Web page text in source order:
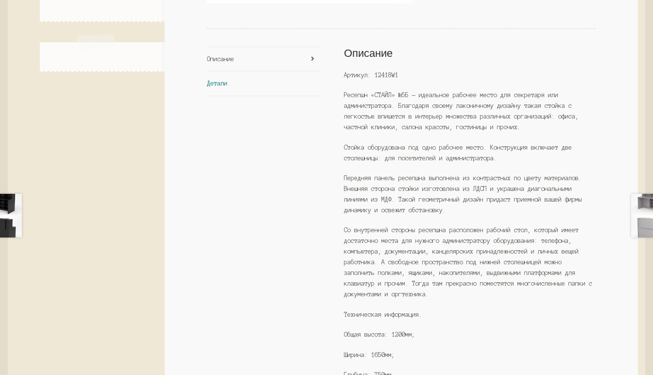
Описание
Детали
Описание
Артикул: 12418W1
Ресепшн «СТАЙЛ» №5Б — идеальное рабочее место для секретаря или
администратора. Благодаря своему лаконичному дизайну такая стойка с
легкостью впишется в интерьер множества различных организаций: офиса,
частной клиники, салона красоты, гостиницы и прочих.
Стойка оборудована под одно рабочее место. Конструкция включает две
столешницы: для посетителей и администратора.
Передняя панель ресепшна выполнена из контрастных по цвету материалов.
Внешняя сторона стойки изготовлена из ЛДСП и украшена диагональными
линиями из МДФ. Такой геометричный дизайн придаст приемной вашей фирмы
динамику и освежит обстановку.
Со внутренней стороны ресепшна расположен рабочий стол, который имеет
достаточно места для нужного администратору оборудования: телефона,
компьютера, документации, канцелярских принадлежностей и личных вещей
работника. А свободное пространство под нижней столешницей можно
заполнить полками, ящиками, накопителями, выдвижными платформами для
клавиатур и прочим. Тогда там прекрасно поместятся многочисленные папки с
документами и оргтехника.
Техническая информация.
Общая высота: 1200мм;
Ширина: 1650мм;